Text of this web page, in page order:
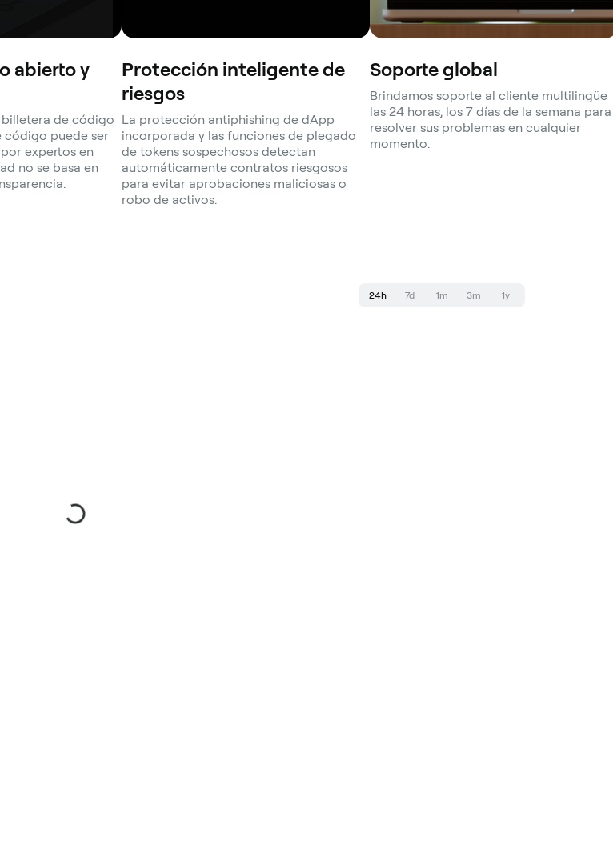
abierto y
billetera de código
código puede ser
expertos en
no se basa en
Protección inteligente de
riesgos
La protección antiphishing de dApp
incorporada y las funciones de plegado
de tokens sospechosos detectan
automáticamente contratos riesgosos
para evitar aprobaciones maliciosas o
robo de activos.
Soporte global
Brindamos soporte al cliente multilingüe
las 24 horas, los 7 días de la semana para
resolver sus problemas en cualquier
momento.
24h 7d 1m 3m 1y